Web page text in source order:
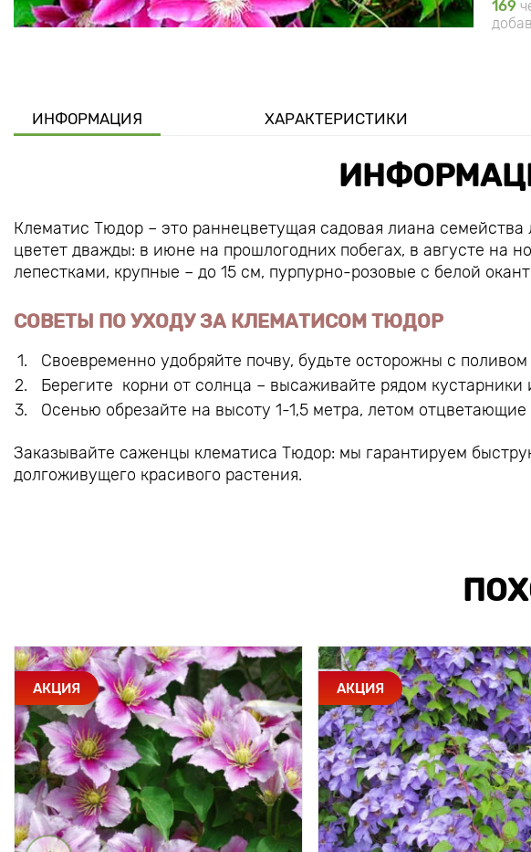
169
ИНФОРМАЦИЯ ХАРАКТЕРИСТИКИ
Клематис Тюдор – это раннецветущая садовая лиана семейства
цветет дважды: в июне на прошлогодних побегах, в августе на
лепестками, крупные – до 15 см, пурпурно-розовые с белой
СОВЕТЫ ПО УХОДУ ЗА КЛЕМАТИСОМ ТЮДОР
Своевременно удобряйте почву, будьте осторожны с поливом
Берегите корни от солнца – высаживайте рядом кустарники
Осенью обрезайте на высоту 1-1,5 метра, летом отцветающие
Заказывайте саженцы клематиса Тюдор: мы гарантируем
долгоживущего красивого растения.
АКЦИЯ АКЦИЯ